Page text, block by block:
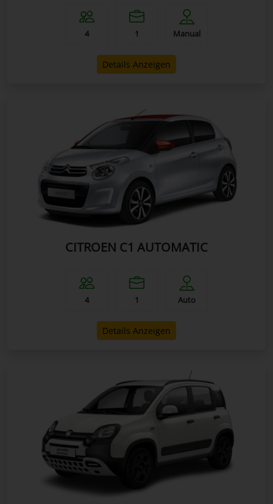
4 1 Manual
Details Anzeigen
CITROEN C1 AUTOMATIC
4 1 Auto
Details Anzeigen